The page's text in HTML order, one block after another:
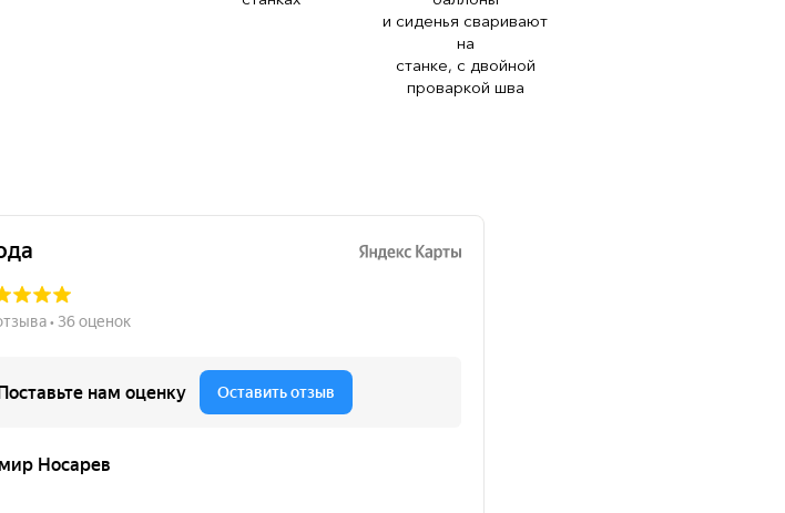
и сиденья сваривают
на
станке, с двойной
проваркой шва